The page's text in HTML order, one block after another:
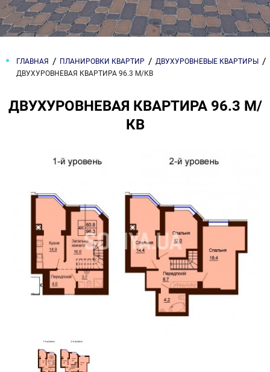
ГЛАВНАЯ ПЛАНИРОВКИ КВАРТИР
ДВУХУРОВНЕВЫЕ КВАРТИРЫ
ДВУХУРОВНЕВАЯ КВАРТИРА 96.3 М/КВ
ДВУХУРОВНЕВАЯ КВАРТИРА 96.3 М/
КВ